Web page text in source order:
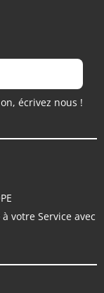
écrivez nous !
votre Service avec